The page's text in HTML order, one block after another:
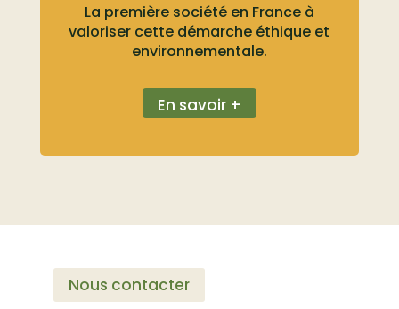
La première société en France à
valoriser cette démarche éthique et
environnementale.
En savoir +
Nous contacter